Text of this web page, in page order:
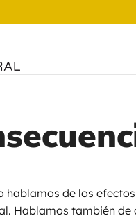
hablamos de los
Hablamos también